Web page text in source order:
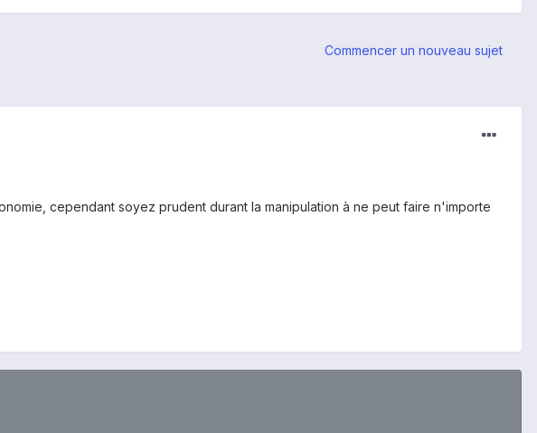
Commencer un nouveau sujet
cependant soyez prudent durant la manipulation à ne peut faire n'importe